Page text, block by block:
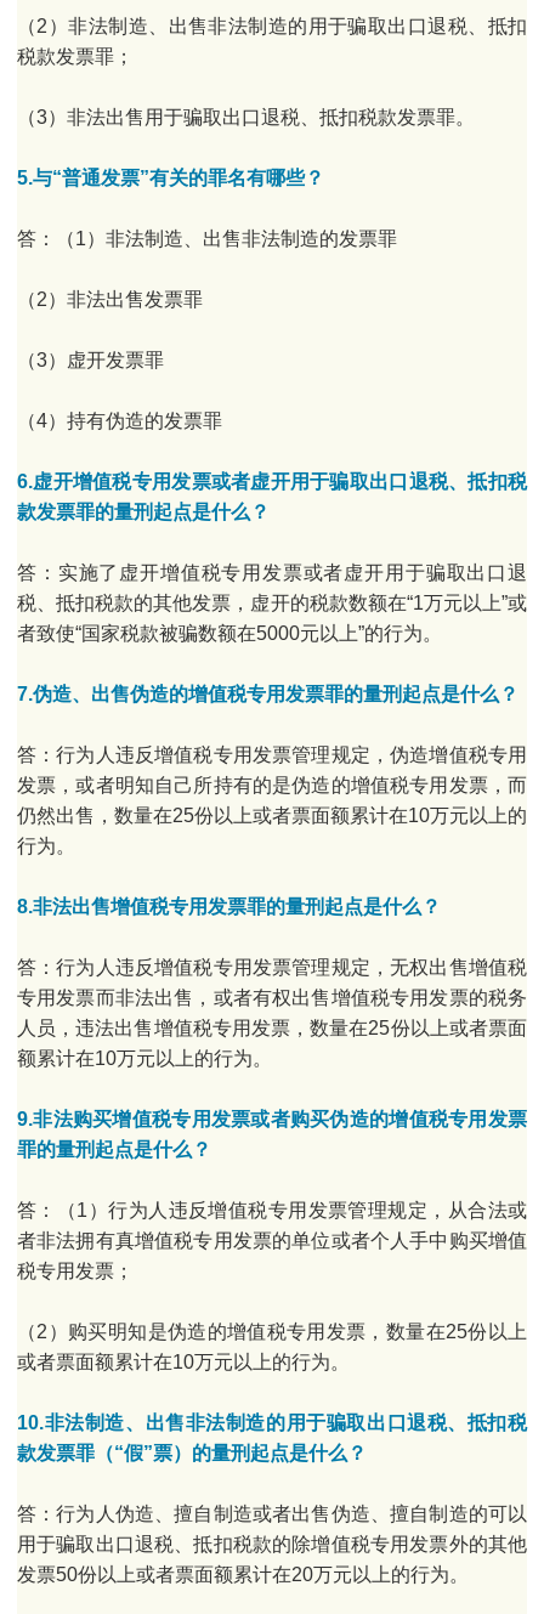
（2）非法制造、出售非法制造的用于骗取出口退税、抵扣
税款发票罪；
（3）非法出售用于骗取出口退税、抵扣税款发票罪。
5.与“普通发票”有关的罪名有哪些？
答：（1）非法制造、出售非法制造的发票罪
（2）非法出售发票罪
（3）虚开发票罪
（4）持有伪造的发票罪
6.虚开增值税专用发票或者虚开用于骗取出口退税、抵扣税
款发票罪的量刑起点是什么？
答：实施了虚开增值税专用发票或者虚开用于骗取出口退
税、抵扣税款的其他发票，虚开的税款数额在“1万元以上”或
者致使“国家税款被骗数额在5000元以上”的行为。
7.伪造、出售伪造的增值税专用发票罪的量刑起点是什么？
答：行为人违反增值税专用发票管理规定，伪造增值税专用
发票，或者明知自己所持有的是伪造的增值税专用发票，而
仍然出售，数量在25份以上或者票面额累计在10万元以上的
行为。
8.非法出售增值税专用发票罪的量刑起点是什么？
答：行为人违反增值税专用发票管理规定，无权出售增值税
专用发票而非法出售，或者有权出售增值税专用发票的税务
人员，违法出售增值税专用发票，数量在25份以上或者票面
额累计在10万元以上的行为。
9.非法购买增值税专用发票或者购买伪造的增值税专用发票
罪的量刑起点是什么？
答：（1）行为人违反增值税专用发票管理规定，从合法或
者非法拥有真增值税专用发票的单位或者个人手中购买增值
税专用发票；
（2）购买明知是伪造的增值税专用发票，数量在25份以上
或者票面额累计在10万元以上的行为。
10.非法制造、出售非法制造的用于骗取出口退税、抵扣税
款发票罪（“假”票）的量刑起点是什么？
答：行为人伪造、擅自制造或者出售伪造、擅自制造的可以
用于骗取出口退税、抵扣税款的除增值税专用发票外的其他
发票50份以上或者票面额累计在20万元以上的行为。